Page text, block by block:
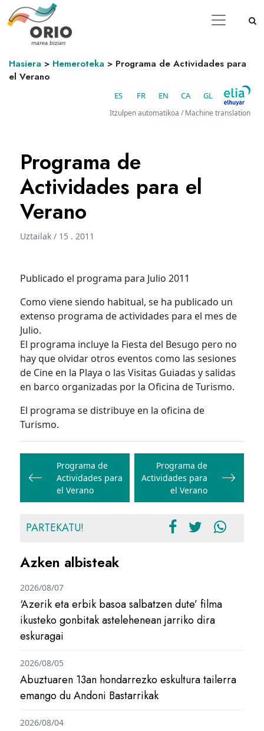
Hasiera > Hemeroteka > Programa de Actividades para
el Verano
ES FR EN CA GL
Itzulpen automatikoa / Machine translation
Programa de
Actividades para el
Verano
Uztailak / 15 . 2011
Publicado el programa para Julio 2011
Como viene siendo habitual, se ha publicado un
extenso programa de actividades para el mes de
Julio.
El programa incluye la Fiesta del Besugo pero no
hay que olvidar otros eventos como las sesiones
de Cine en la Playa o las Visitas Guiadas y salidas
en barco organizadas por la Oficina de Turismo.
El programa se distribuye en la oficina de
Turismo.
Bidalketetan
zehar
nabigatu
Programa de
Actividades para
el Verano
Programa de
Actividades para
el Verano
PARTEKATU!
Azken albisteak
‘Azerik eta erbik basoa salbatzen dute’ filma
ikusteko gonbitak astelehenean jarriko dira
eskuragai
2026/08/07
Abuztuaren 13an hondarrezko eskultura tailerra
emango du Andoni Bastarrikak
2026/08/05
2026/08/04